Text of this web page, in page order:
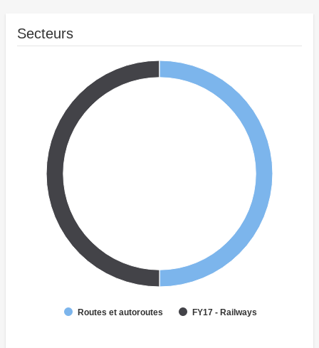
Secteurs
Routes et autoroutes FY17 - Railways